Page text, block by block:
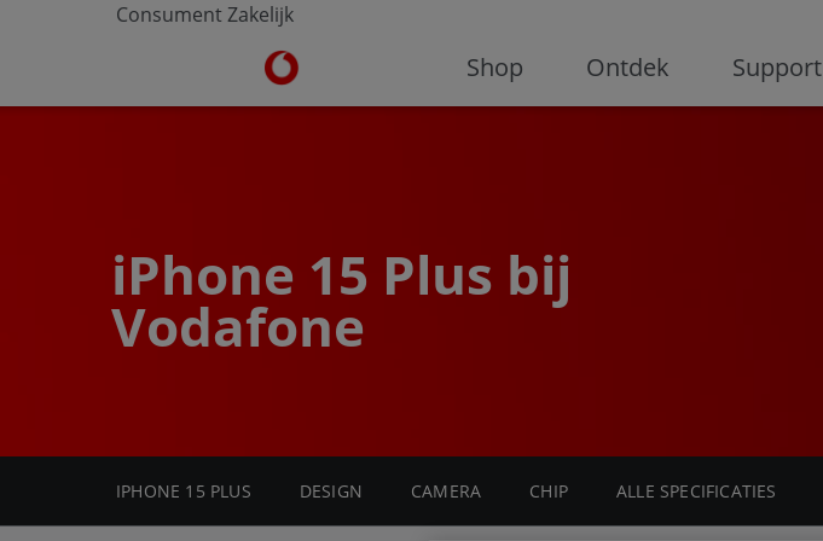
Consument Zakelijk
Ga naar de Vodafone homepage
Shop Ontdek Support
iPhone 15 Plus bij
Vodafone
IPHONE 15 PLUS DESIGN CAMERA CHIP ALLE SPECIFICATIES